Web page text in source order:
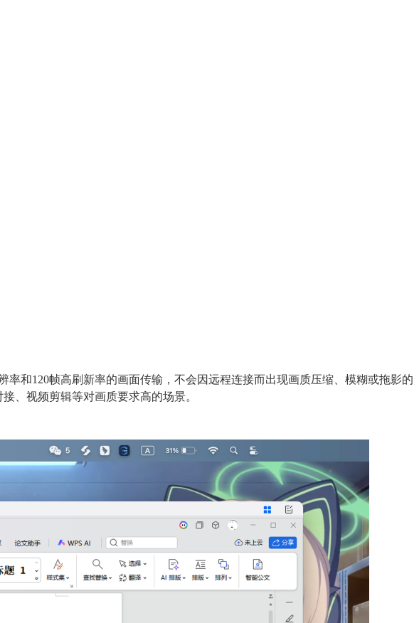
和120帧高刷新率的画面传输，不会因远程连接而出现画质压缩、模糊或拖影的
、视频剪辑等对画质要求高的场景。